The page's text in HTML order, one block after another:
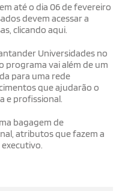
até o dia 06 de fevereiro
devem acessar a
clicando aqui.
Universidades no
programa vai além de um
para uma rede
que ajudarão o
e profissional.
bagagem de
atributos que fazem a
executivo.